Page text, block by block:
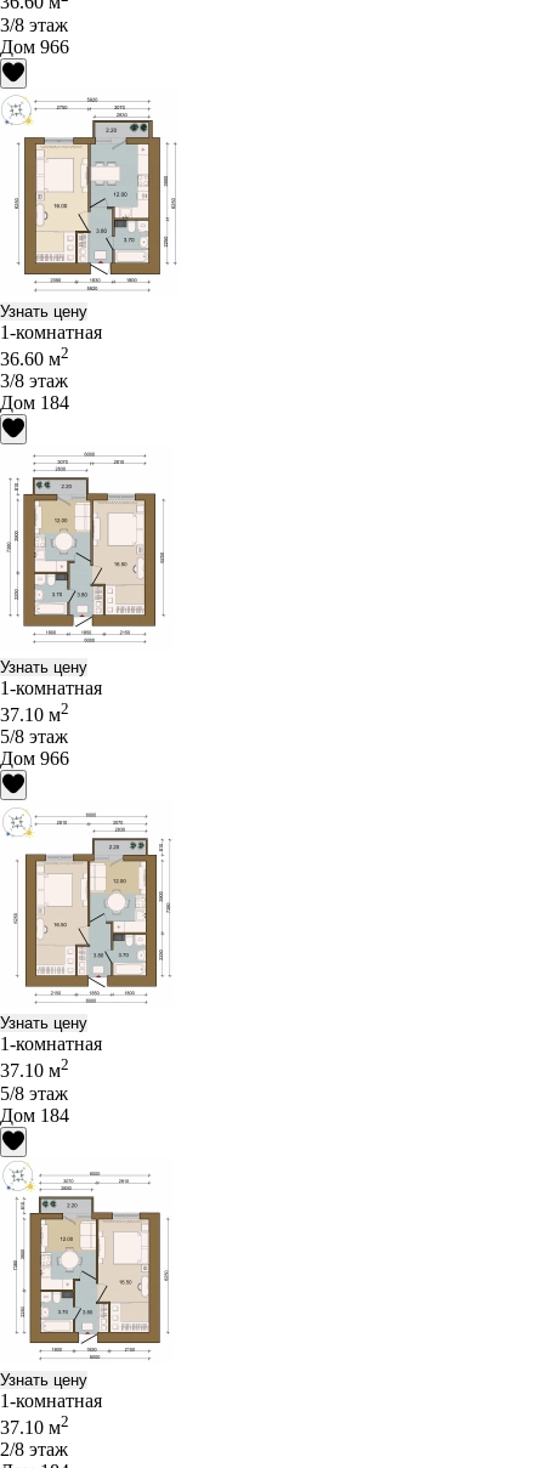
3/8 этаж
Дом 966
Узнать цену
1-комнатная
36.60 м2
3/8 этаж
Дом 184
Узнать цену
1-комнатная
37.10 м2
5/8 этаж
Дом 966
Узнать цену
1-комнатная
37.10 м2
5/8 этаж
Дом 184
Узнать цену
1-комнатная
37.10 м2
2/8 этаж